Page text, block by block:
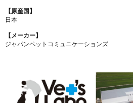
【原産国】
日本
【メーカー】
ジャパンペットコミュニケーションズ